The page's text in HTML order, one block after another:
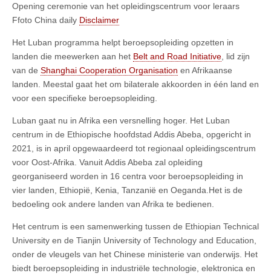
Opening ceremonie van het opleidingscentrum voor leraars
Ffoto China daily Disclaimer
Het Luban programma helpt beroepsopleiding opzetten in
landen die meewerken aan het Belt and Road Initiative , lid zijn
van de Shanghai Cooperation Organisation en Afrikaanse
landen. Meestal gaat het om bilaterale akkoorden in één land en
voor een specifieke beroepsopleiding.
Luban gaat nu in Afrika een versnelling hoger. Het Luban
centrum in de Ethiopische hoofdstad Addis Abeba, opgericht in
2021, is in april opgewaardeerd tot regionaal opleidingscentrum
voor Oost-Afrika. Vanuit Addis Abeba zal opleiding
georganiseerd worden in 16 centra voor beroepsopleiding in
vier landen, Ethiopië, Kenia, Tanzanië en Oeganda.Het is de
bedoeling ook andere landen van Afrika te bedienen.
Het centrum is een samenwerking tussen de Ethiopian Technical
University en de Tianjin University of Technology and Education,
onder de vleugels van het Chinese ministerie van onderwijs. Het
biedt beroepsopleiding in industriële technologie, elektronica en